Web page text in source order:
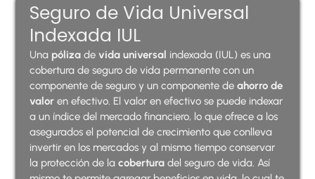
Seguro de Vida Universal
Indexada IUL
Una póliza devida universal indexada (IUL) es una
cobertura de seguro de vida permanente con un
componente de seguro y un componente deahorro de
valor en efectivo. El valor en efectivo se puede indexar
a un índice del mercado financiero, lo que ofrece a los
asegurados el potencial de crecimiento que conlleva
invertir en los mercados y al mismo tiempo conservar
la protección de lacobertura del seguro de vida. Así